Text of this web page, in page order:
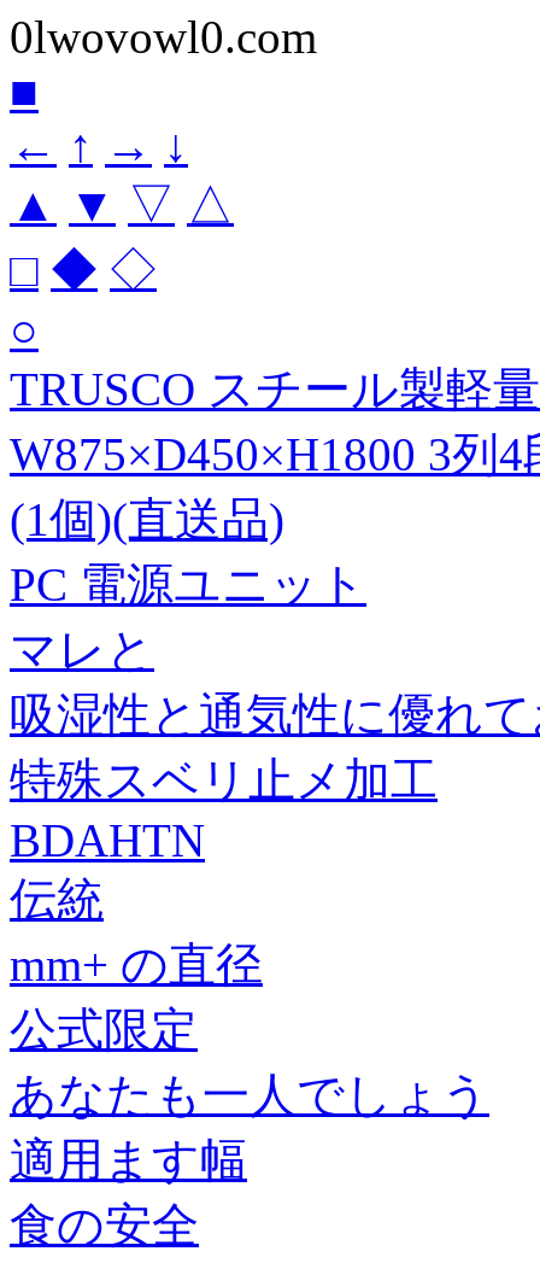
0lwovowl0.com
■
← ↑ → ↓
▲
▼ ▽ △
□ ◆ ◇
○
TRUSCO スチール製軽
W875×D450×H1800 3列
(1個)(直送品)
PC 電源ユニット
マレと
吸湿性と通気性に優れ
特殊スベリ止メ加工
BDAHTN
伝統
mm+ の直径
公式限定
あなたも一人でしょう
適用ます幅
食の安全